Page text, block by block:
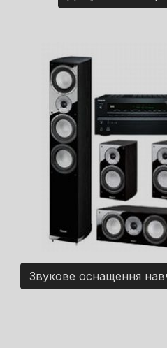
Звукове оснащення